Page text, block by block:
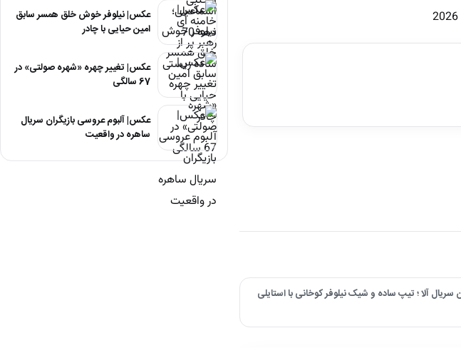
90%
آلا ؛ تیپ ساده و شیک نیلوفر کوخانی با استایلی
عکس| نیلوفر خوش خلق همسر سابق
امین حیایی با چادر
عکس| تغییر چهره «شهره صولتی» در
67 سالگی
عکس| آلبوم عروسی بازیگران سریال
ساهره در واقعیت